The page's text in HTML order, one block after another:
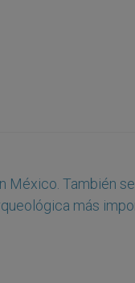
México. También
más